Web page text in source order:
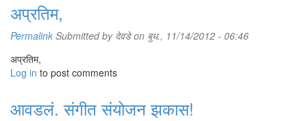
अप्रतिम,
Permalink Submitted by देवडेon बुध., 11/14/2012 - 06:46
अप्रतिम,
Log in to post comments
आवडलं. संगीत संयोजन झकास!